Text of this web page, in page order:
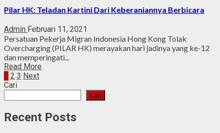
Pilar HK: Teladan Kartini Dari Keberaniannya Berbicara
Admin Februari 11, 2021
Persatuan Pekerja Migran Indonesia Hong Kong Tolak
Overcharging (PILAR HK) merayakan hari jadinya yang ke-12
dan memperingati...
Read More
Paginasi
pos
1 2 3 Next
Cari
Cari
Recent Posts